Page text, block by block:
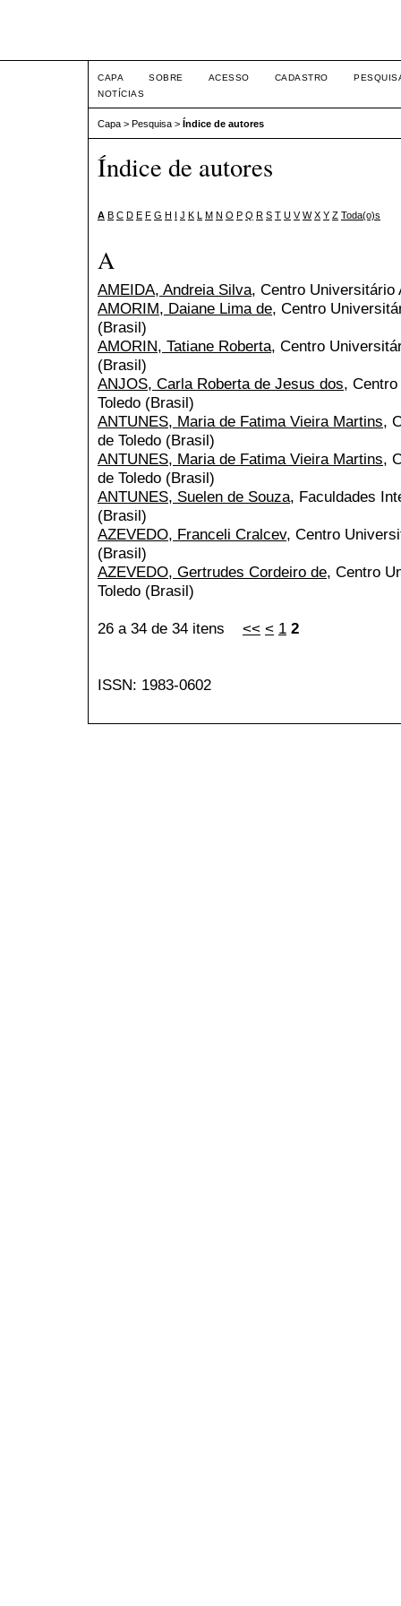
CAPA SOBRE ACESSO CADASTRO
NOTÍCIAS
Capa > Pesquisa > Índice de autores
Índice de autores
A B C D E F G H I J K L M N O P Q R S T U V W X Y Z Toda(o)s
A
AMEIDA, Andreia Silva, Centro Universitário
AMORIM, Daiane Lima de, Centro
(Brasil)
AMORIN, Tatiane Roberta, Centro
(Brasil)
ANJOS, Carla Roberta de Jesus dos,
Toledo (Brasil)
ANTUNES, Maria de Fatima Vieira Martins,
de Toledo (Brasil)
ANTUNES, Maria de Fatima Vieira Martins,
de Toledo (Brasil)
ANTUNES, Suelen de Souza, Faculdades
(Brasil)
AZEVEDO, Franceli Cralcev, Centro
(Brasil)
AZEVEDO, Gertrudes Cordeiro de, Centro
Toledo (Brasil)
26 a 34 de 34 itens << < 1 2
ISSN: 1983-0602